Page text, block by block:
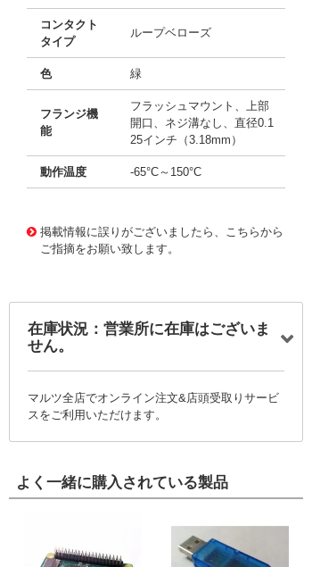
コンタクト
タイプ
ループベローズ
色 緑
フランジ機
能
フラッシュマウント、上部
開口、ネジ溝なし、直径0.1
25インチ（3.18mm）
動作温度 -65°C～150°C
掲載情報に誤りがございましたら、こちらから
ご指摘をお願い致します。
在庫状況：営業所に在庫はございま
せん。
マルツ全店でオンライン注文&店頭受取りサービ
スをご利用いただけます。
よく一緒に購入されている製品